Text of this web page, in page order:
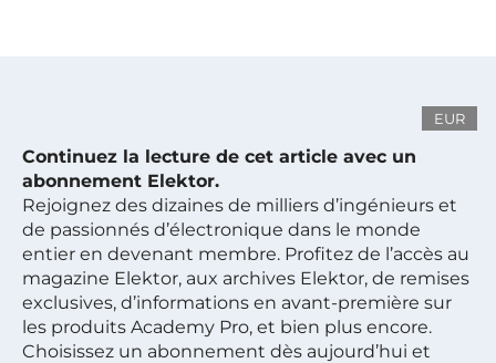
EUR
Continuez la lecture de cet article avec un
abonnement Elektor.
Rejoignez des dizaines de milliers d’ingénieurs et
de passionnés d’électronique dans le monde
entier en devenant membre. Profitez de l’accès au
magazine Elektor, aux archives Elektor, de remises
exclusives, d’informations en avant-première sur
les produits Academy Pro, et bien plus encore.
Choisissez un abonnement dès aujourd’hui et